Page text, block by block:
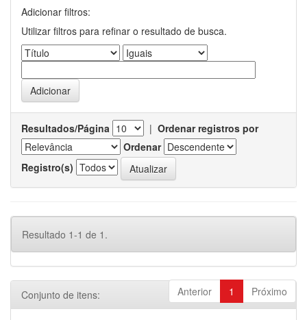
Adicionar filtros:
Utilizar filtros para refinar o resultado de busca.
Resultados/Página | Ordenar registros por
Ordenar
Registro(s)
Resultado 1-1 de 1.
Anterior 1 Próximo
Conjunto de itens: